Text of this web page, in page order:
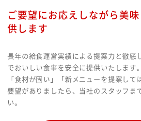
ご要望にお応えしながら美
供します
長年の給食運営実績による提案力と徹底
でおいしい食事を安全に提供いたします
「食材が固い」「新メニューを提案し
要望がありましたら、当社のスタッフま
い。